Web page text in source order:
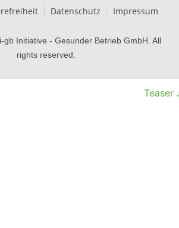
Initiative - Gesunder Betrieb GmbH. All
rights reserved.
Datenschutz Impressum